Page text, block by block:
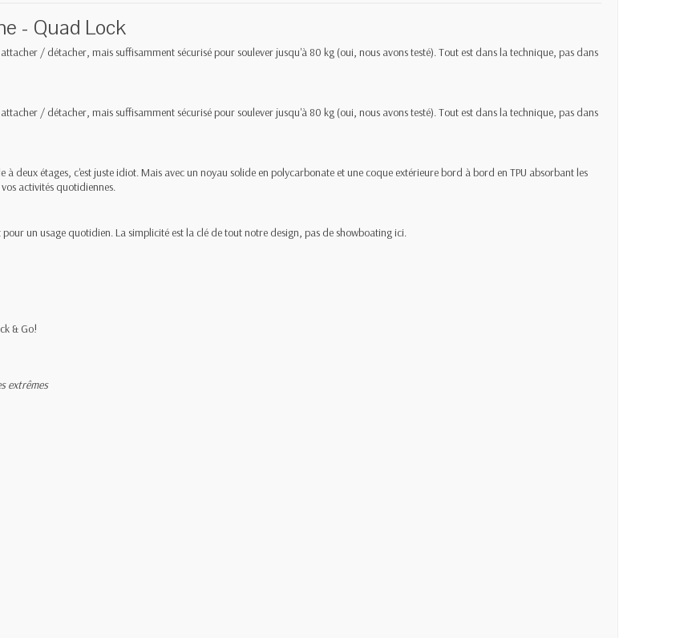
- Quad Lock
/ détacher, mais suffisamment sécurisé pour soulever jusqu'à 80 kg (oui, nous avons testé). Tout est dans la technique, pas dans
/ détacher, mais suffisamment sécurisé pour soulever jusqu'à 80 kg (oui, nous avons testé). Tout est dans la technique, pas dans
deux étages, c'est juste idiot. Mais avec un noyau solide en polycarbonate et une coque extérieure bord à bord en TPU absorbant les
activités quotidiennes.
un usage quotidien. La simplicité est la clé de tout notre design, pas de showboating ici.
& Go!
extrêmes